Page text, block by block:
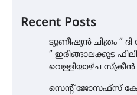
Recent Posts
ട്യുണീഷ്യൻ ചിത്രം ”
” ഇരിങ്ങാലക്കുട
വെള്ളിയാഴ്ച
സെന്റ് ജോസഫ്സ്